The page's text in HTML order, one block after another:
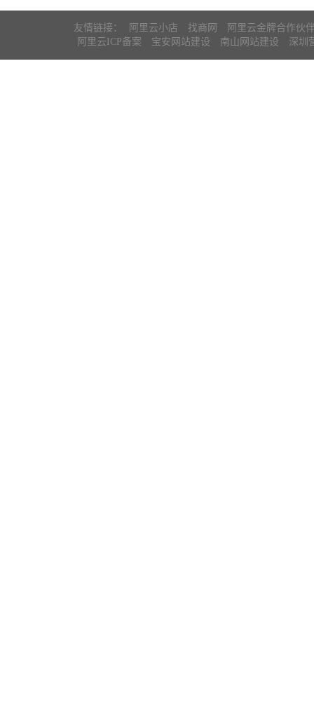
友情链接： 阿里云小店 找商网
阿里云金牌合作伙
阿里云ICP备案
宝安网站建设 南山网站建设 深圳